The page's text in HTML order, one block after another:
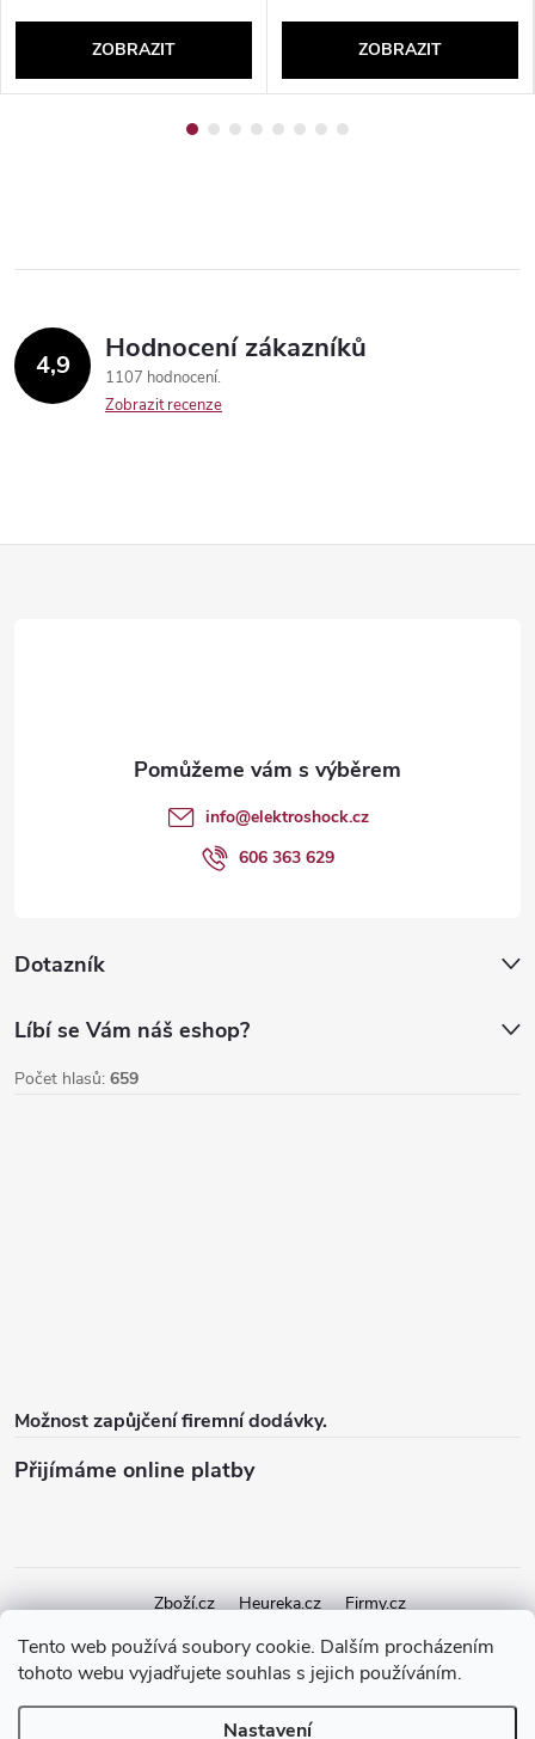
Tento web používá soubory cookie. Dalším procházením
tohoto webu vyjadřujete souhlas s jejich používáním.
Nastavení
ZOBRAZIT ZOBRAZIT
4,9 Hodnocení zákazníků
1107 hodnocení
Zobrazit recenze
info@elektroshock.cz
606 363 629
Dotazník
Líbí se Vám náš eshop?
Počet hlasů: 659
Možnost zapůjčení firemní dodávky.
Přijímáme online platby
Zboží.cz Heureka.cz Firmy.cz
nastavení cookies